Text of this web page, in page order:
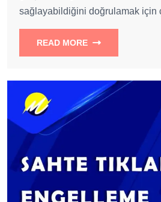
sağlayabildiğini doğrulamak için
READ MORE